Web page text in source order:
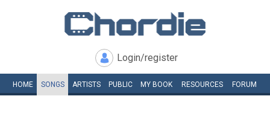
Login/register
HOME SONGS ARTISTS PUBLIC MY BOOK RESOURCES FORUM